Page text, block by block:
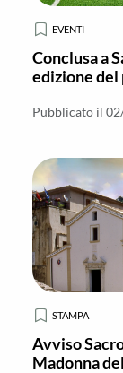
EVENTI
Conclusa a
edizione
Parrocchia!”
Pubblicato il
STAMPA
Avviso
Madonna